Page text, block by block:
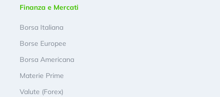
Finanza e Mercati
Borsa Italiana
Borse Europee
Borsa Americana
Materie Prime
Valute (Forex)